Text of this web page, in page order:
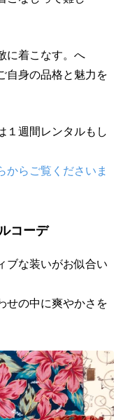
に着こなす。へ
自身の品格と魅力を
１週間レンタルもし
からご覧くださいま
コーデ
ブな装いがお似合い
せの中に爽やかさを